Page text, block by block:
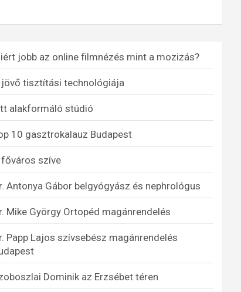
jobb az online filmnézés mint a mozizás?
jövő tisztítási technológiája
alakformáló stúdió
10 gasztrokalauz Budapest
főváros szíve
Antonya Gábor belgyógyász és nephrológus
Mike György Ortopéd magánrendelés
Papp Lajos szívsebész magánrendelés
Dominik az Erzsébet téren